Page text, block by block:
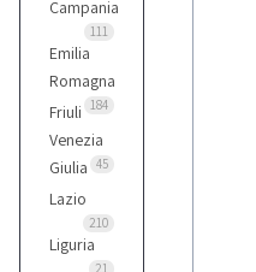
Campania
111
Emilia
Romagna
184
Friuli
Venezia
Giulia 45
Lazio
210
Liguria
21